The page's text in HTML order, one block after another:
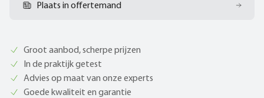
Plaats in offertemand
Groot aanbod, scherpe prijzen
In de praktijk getest
Advies op maat van onze experts
Goede kwaliteit en garantie